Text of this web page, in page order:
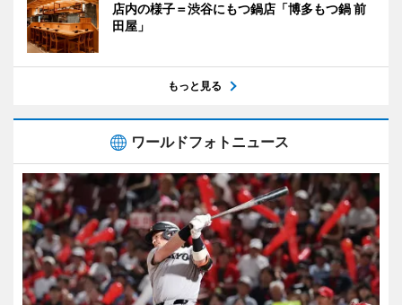
店内の様子＝渋谷にもつ鍋店「博多もつ鍋 前
田屋」
もっと見る
ワールドフォトニュース